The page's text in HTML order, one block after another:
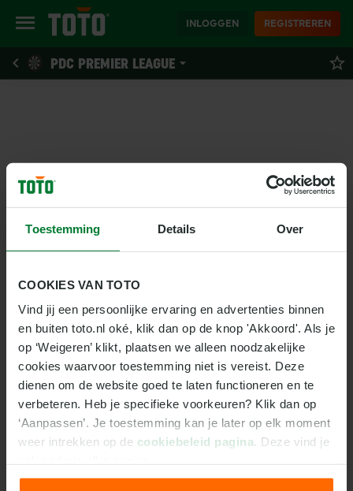
Toestemming Details Over
COOKIES VAN TOTO
Vind jij een persoonlijke ervaring en advertenties binnen
en buiten toto.nl oké, klik dan op de knop 'Akkoord'. Als je
op ‘Weigeren’ klikt, plaatsen we alleen noodzakelijke
cookies waarvoor toestemming niet is vereist. Deze
dienen om de website goed te laten functioneren en te
verbeteren. Heb je specifieke voorkeuren? Klik dan op
‘Aanpassen’. Je toestemming kan je later op elk moment
weer intrekken op de cookiebeleid pagina . Deze vind je
INLOGGEN REGISTREREN
PDC PREMIER LEAGUE